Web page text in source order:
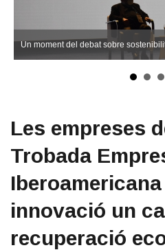
Un moment del debat sobre
Les empreses
Trobada
innovació un
recuperació